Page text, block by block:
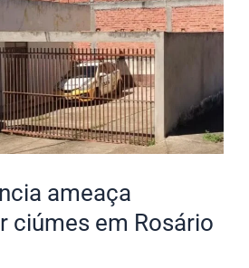
ameaça
ciúmes em Rosário